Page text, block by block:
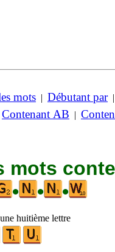
mots | Débutant par|
Contenant AB |
mots
• • •
huitième lettre